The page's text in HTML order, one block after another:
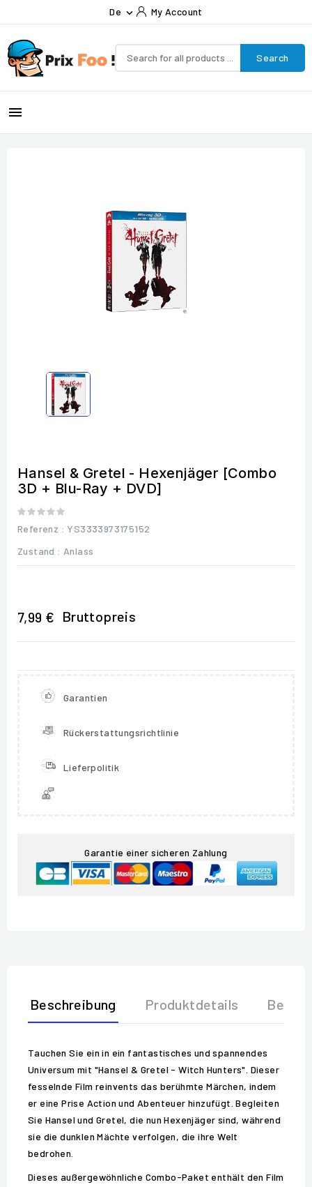
De  My Account
Search

Hansel & Gretel - Hexenjäger [Combo
3D + Blu-Ray + DVD]
Referenz : YS3333973175152
Zustand : Anlass
7,99 € Bruttopreis
Garantien
Rückerstattungsrichtlinie
Lieferpolitik
Garantie einer sicheren Zahlung
Beschreibung Produktdetails
Tauchen Sie ein in ein fantastisches und spannendes
Universum mit "Hansel & Gretel - Witch Hunters". Dieser
fesselnde Film reinvents das berühmte Märchen, indem
er eine Prise Action und Abenteuer hinzufügt. Begleiten
Sie Hansel und Gretel, die nun Hexenjäger sind, während
sie die dunklen Mächte verfolgen, die ihre Welt
bedrohen.
Dieses außergewöhnliche Combo-Paket enthält den Film